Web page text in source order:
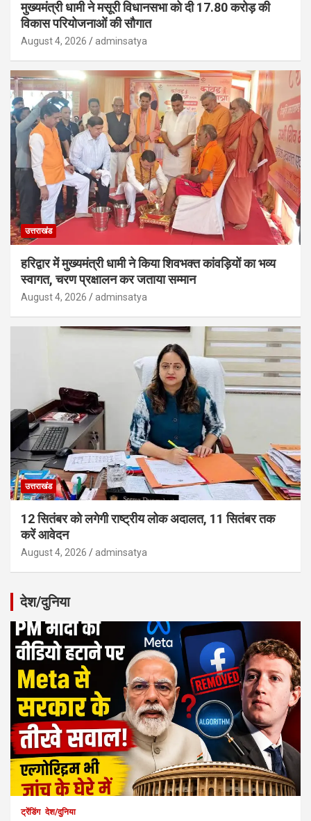
मुख्यमंत्री धामी ने मसूरी विधानसभा को दी 17.80 करोड़ की
विकास परियोजनाओं की सौगात
August 4, 2026 adminsatya
उत्तराखंड
हरिद्वार में मुख्यमंत्री धामी ने किया शिवभक्त कांवड़ियों का भव्य
स्वागत, चरण प्रक्षालन कर जताया सम्मान
August 4, 2026 adminsatya
उत्तराखंड
12 सितंबर को लगेगी राष्ट्रीय लोक अदालत, 11 सितंबर तक
करें आवेदन
August 4, 2026 adminsatya
देश/दुनिया
ट्रेंडिंग देश/दुनिया